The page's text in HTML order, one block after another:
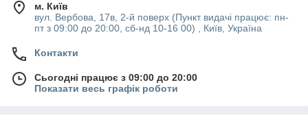
м. Київ
вул. Вербова, 17в, 2-й поверх (Пункт видачі працює: пн-
пт з 09:00 до 20:00, сб-нд 10-16 00) , Київ, Україна
Контакти
Сьогодні працює з 09:00 до 20:00
Показати весь графік роботи